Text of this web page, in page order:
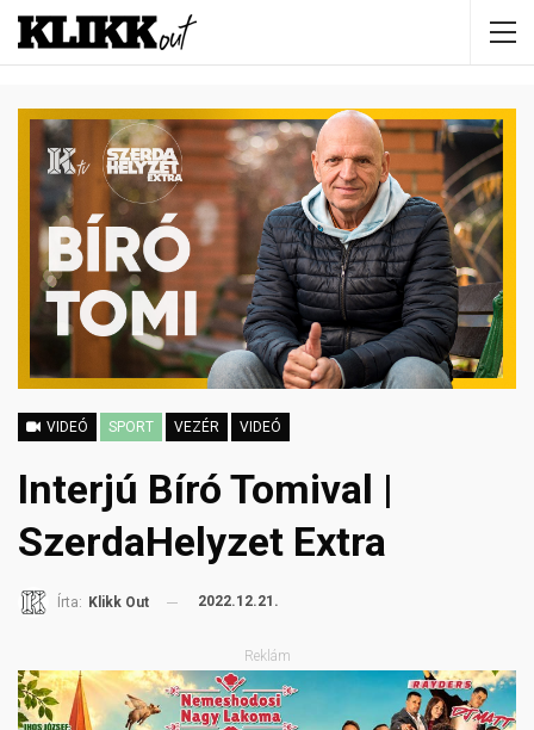
VIDEÓ SPORT VEZÉR VIDEÓ
Interjú Bíró Tomival |
SzerdaHelyzet Extra
Írta: Klikk Out 2022.12.21.
Reklám